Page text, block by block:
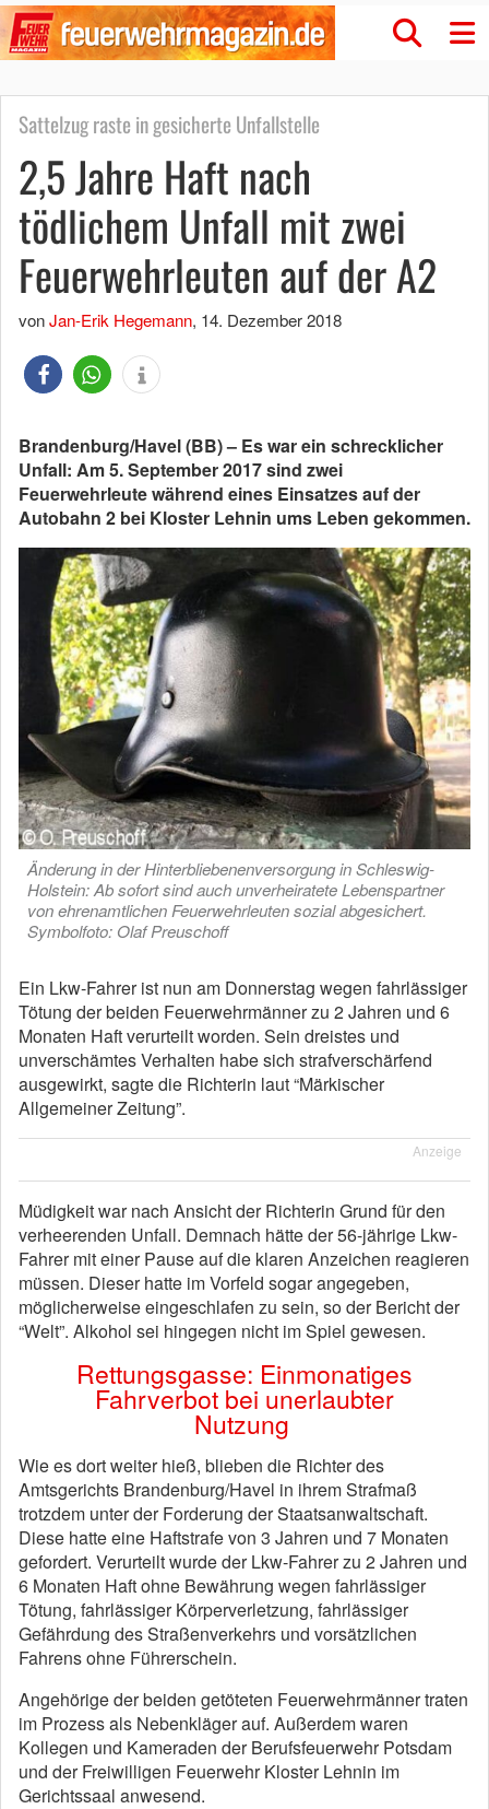
Sattelzug raste in gesicherte Unfallstelle
2,5 Jahre Haft nach
tödlichem Unfall mit zwei
Feuerwehrleuten auf der A2
vonJan-Erik Hegemann, 14. Dezember 2018
Brandenburg/Havel (BB) – Es war ein schrecklicher
Unfall: Am 5. September 2017 sind zwei
Feuerwehrleute während eines Einsatzes auf der
Autobahn 2 bei Kloster Lehnin ums Leben gekommen.
Änderung in der Hinterbliebenenversorgung in Schleswig-
Holstein: Ab sofort sind auch unverheiratete Lebenspartner
von ehrenamtlichen Feuerwehrleuten sozial abgesichert.
Symbolfoto: Olaf Preuschoff
Ein Lkw-Fahrer ist nun am Donnerstag wegen fahrlässiger
Tötung der beiden Feuerwehrmänner zu 2 Jahren und 6
Monaten Haft verurteilt worden. Sein dreistes und
unverschämtes Verhalten habe sich strafverschärfend
ausgewirkt, sagte die Richterin laut “Märkischer
Allgemeiner Zeitung”.
Anzeige
Müdigkeit war nach Ansicht der Richterin Grund für den
verheerenden Unfall. Demnach hätte der 56-jährige Lkw-
Fahrer mit einer Pause auf die klaren Anzeichen reagieren
müssen. Dieser hatte im Vorfeld sogar angegeben,
möglicherweise eingeschlafen zu sein, so der Bericht der
“Welt”. Alkohol sei hingegen nicht im Spiel gewesen.
Rettungsgasse: Einmonatiges
Fahrverbot bei unerlaubter
Nutzung
Wie es dort weiter hieß, blieben die Richter des
Amtsgerichts Brandenburg/Havel in ihrem Strafmaß
trotzdem unter der Forderung der Staatsanwaltschaft.
Diese hatte eine Haftstrafe von 3 Jahren und 7 Monaten
gefordert. Verurteilt wurde der Lkw-Fahrer zu 2 Jahren und
6 Monaten Haft ohne Bewährung wegen fahrlässiger
Tötung, fahrlässiger Körperverletzung, fahrlässiger
Gefährdung des Straßenverkehrs und vorsätzlichen
Fahrens ohne Führerschein.
Angehörige der beiden getöteten Feuerwehrmänner traten
im Prozess als Nebenkläger auf. Außerdem waren
Kollegen und Kameraden der Berufsfeuerwehr Potsdam
und der Freiwilligen Feuerwehr Kloster Lehnin im
Gerichtssaal anwesend.